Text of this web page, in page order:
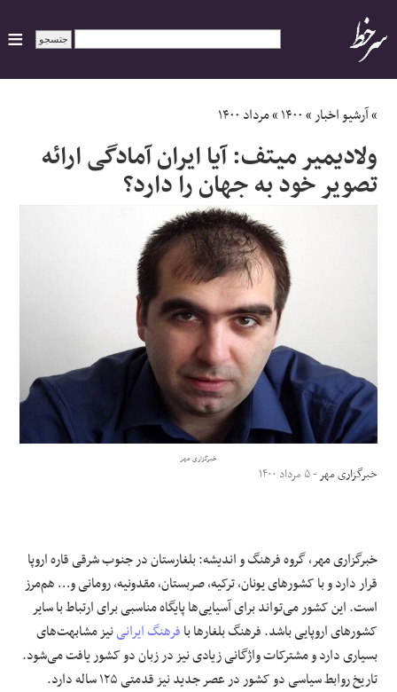
ایران
سیاسی
اقتصاد
حوادث
علوم و فن آوری
فرهنگی و هنری
»آرشیو اخبار»۱۴۰۰»مرداد ۱۴۰۰
ولادیمیر میتف: آیا ایران آمادگی ارائه
تصویر خود به جهان را دارد؟
خبرگزاری مهر
خبرگزاری مهر- ۵ مرداد ۱۴۰۰
خبرگزاری مهر، گروه فرهنگ و اندیشه: بلغارستان در جنوب شرقی قاره اروپا
قرار دارد و با کشورهای یونان، ترکیه، صربستان، مقدونیه، رومانی و… هم‌مرز
است. این کشور می‌تواند برای آسیایی‌ها پایگاه مناسبی برای ارتباط با سایر
کشورهای اروپایی باشد. فرهنگ بلغارها بافرهنگ ایرانینیز مشابهت‌های
بسیاری دارد و مشترکات واژگانی زیادی نیز در زبان دو کشور یافت می‌شود.
تاریخ روابط سیاسی دو کشور در عصر جدید نیز قدمتی ۱۲۵ ساله دارد.